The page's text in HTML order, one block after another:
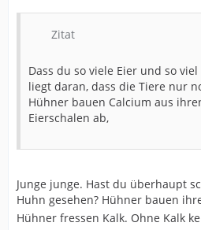
Zitat
Dass du so viele Eier und so
liegt daran, dass die Tiere nur
Hühner bauen Calcium aus
Eierschalen ab,
Junge junge. Hast du überhaupt
Huhn gesehen? Hühner bauen
Hühner fressen Kalk. Ohne Kalk